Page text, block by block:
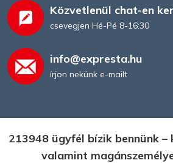
Közvetlenül chat-en
csevegjen Hé-Pé 8-16:30
info@expresta.hu
írjon nekünk e-mailt
213948 ügyfél bízik bennünk –
valamint